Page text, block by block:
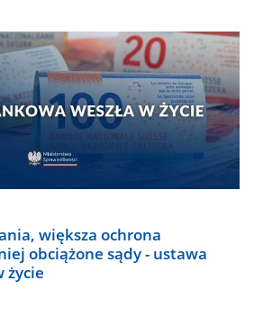
większa ochrona
obciążone sądy - ustawa
życie